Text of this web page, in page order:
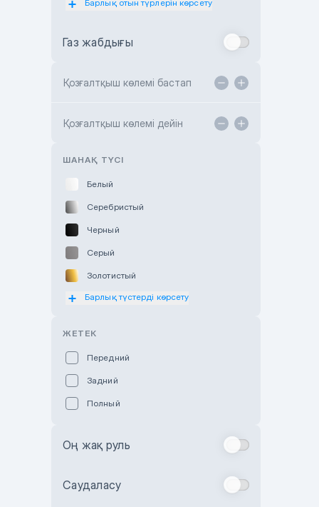
Toyota Astana
TANK Motors Karaganda
Барлық отын түрлерін көрсету
Газ жабдығы
Қозғалтқыш көлемі бастап
Қозғалтқыш көлемі дейін
ШАНАҚ ТҮСІ
Белый
Серебристый
Черный
Серый
Золотистый
Оранжевый
Зеленый
Барлық түстерді көрсету
ЖЕТЕК
Передний
Задний
Полный
Оң жақ руль
Саудаласу